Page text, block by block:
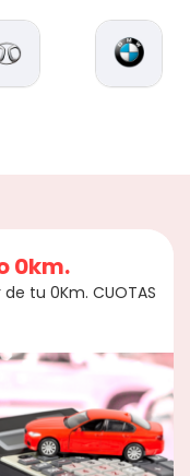
0km.
tu 0Km. CUOTAS